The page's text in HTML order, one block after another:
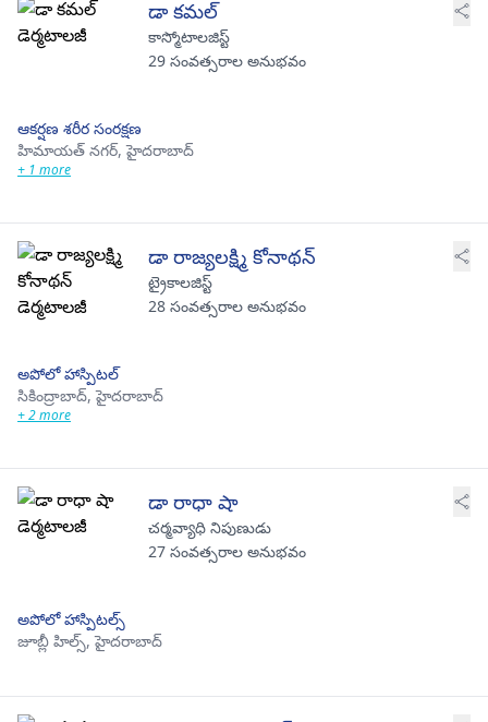
డా కమల్
కాస్మోటాలజిస్ట్
29 సంవత్సరాల అనుభవం
ఆకర్షణ శరీర సంరక్షణ
హిమాయత్ నగర్,హైదరాబాద్
+ 1 more
డా రాజ్యలక్ష్మి కోనాథన్
ట్రైకాలజిస్ట్
28 సంవత్సరాల అనుభవం
అపోలో హాస్పిటల్
సికింద్రాబాద్,హైదరాబాద్
+ 2 more
డా రాధా షా
చర్మవ్యాధి నిపుణుడు
27 సంవత్సరాల అనుభవం
అపోలో హాస్పిటల్స్
జూబ్లీ హిల్స్,హైదరాబాద్